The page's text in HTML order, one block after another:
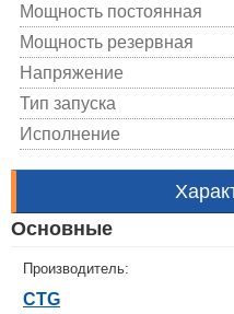
Мощность постоянная
Мощность резервная
Напряжение
Тип запуска
Исполнение
Основные
Производитель:
CTG